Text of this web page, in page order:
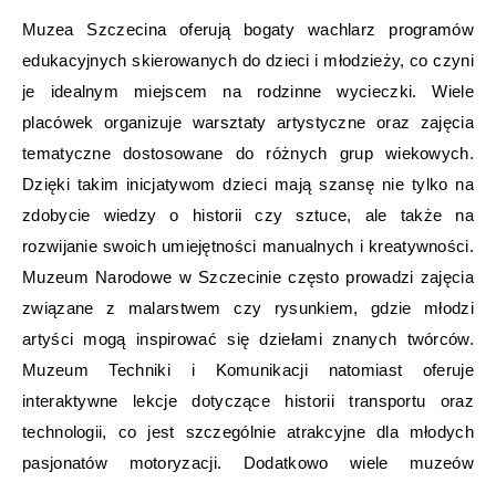
Muzea Szczecina oferują bogaty wachlarz programów
edukacyjnych skierowanych do dzieci i młodzieży, co czyni
je idealnym miejscem na rodzinne wycieczki. Wiele
placówek organizuje warsztaty artystyczne oraz zajęcia
tematyczne dostosowane do różnych grup wiekowych.
Dzięki takim inicjatywom dzieci mają szansę nie tylko na
zdobycie wiedzy o historii czy sztuce, ale także na
rozwijanie swoich umiejętności manualnych i kreatywności.
Muzeum Narodowe w Szczecinie często prowadzi zajęcia
związane z malarstwem czy rysunkiem, gdzie młodzi
artyści mogą inspirować się dziełami znanych twórców.
Muzeum Techniki i Komunikacji natomiast oferuje
interaktywne lekcje dotyczące historii transportu oraz
technologii, co jest szczególnie atrakcyjne dla młodych
pasjonatów motoryzacji. Dodatkowo wiele muzeów